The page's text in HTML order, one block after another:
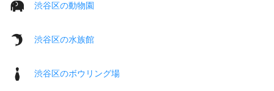
渋谷区の動物園
渋谷区の水族館
渋谷区のボウリング場